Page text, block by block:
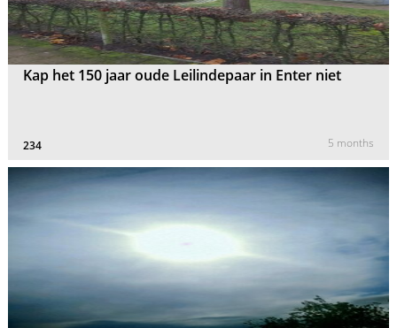
Kap het 150 jaar oude Leilindepaar in Enter niet
234 5 months